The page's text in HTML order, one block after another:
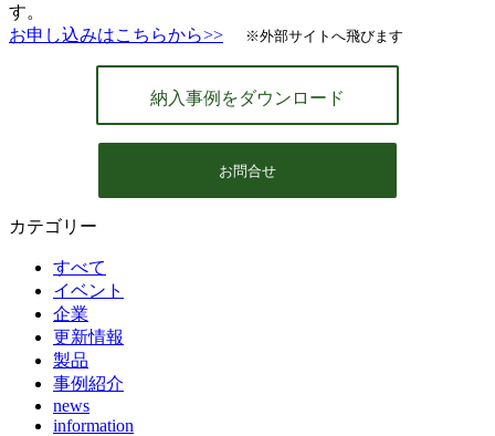
す。
お申し込みはこちらから>>
※外部サイトへ飛びます
納入事例をダウンロード
お問合せ
カテゴリー
すべて
イベント
企業
更新情報
製品
事例紹介
news
information